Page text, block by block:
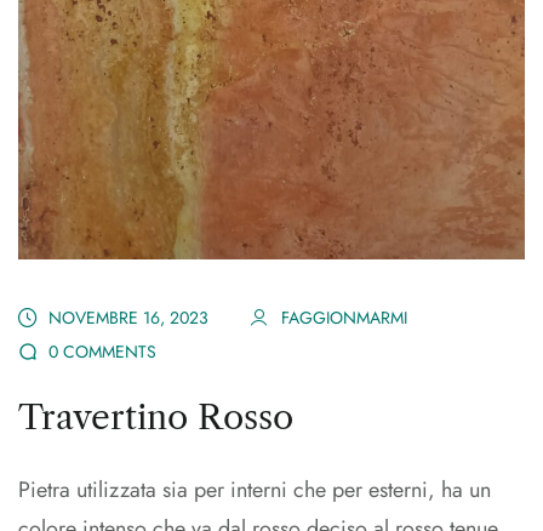
NOVEMBRE 16, 2023
FAGGIONMARMI
0 COMMENTS
Travertino Rosso
Pietra utilizzata sia per interni che per esterni, ha un